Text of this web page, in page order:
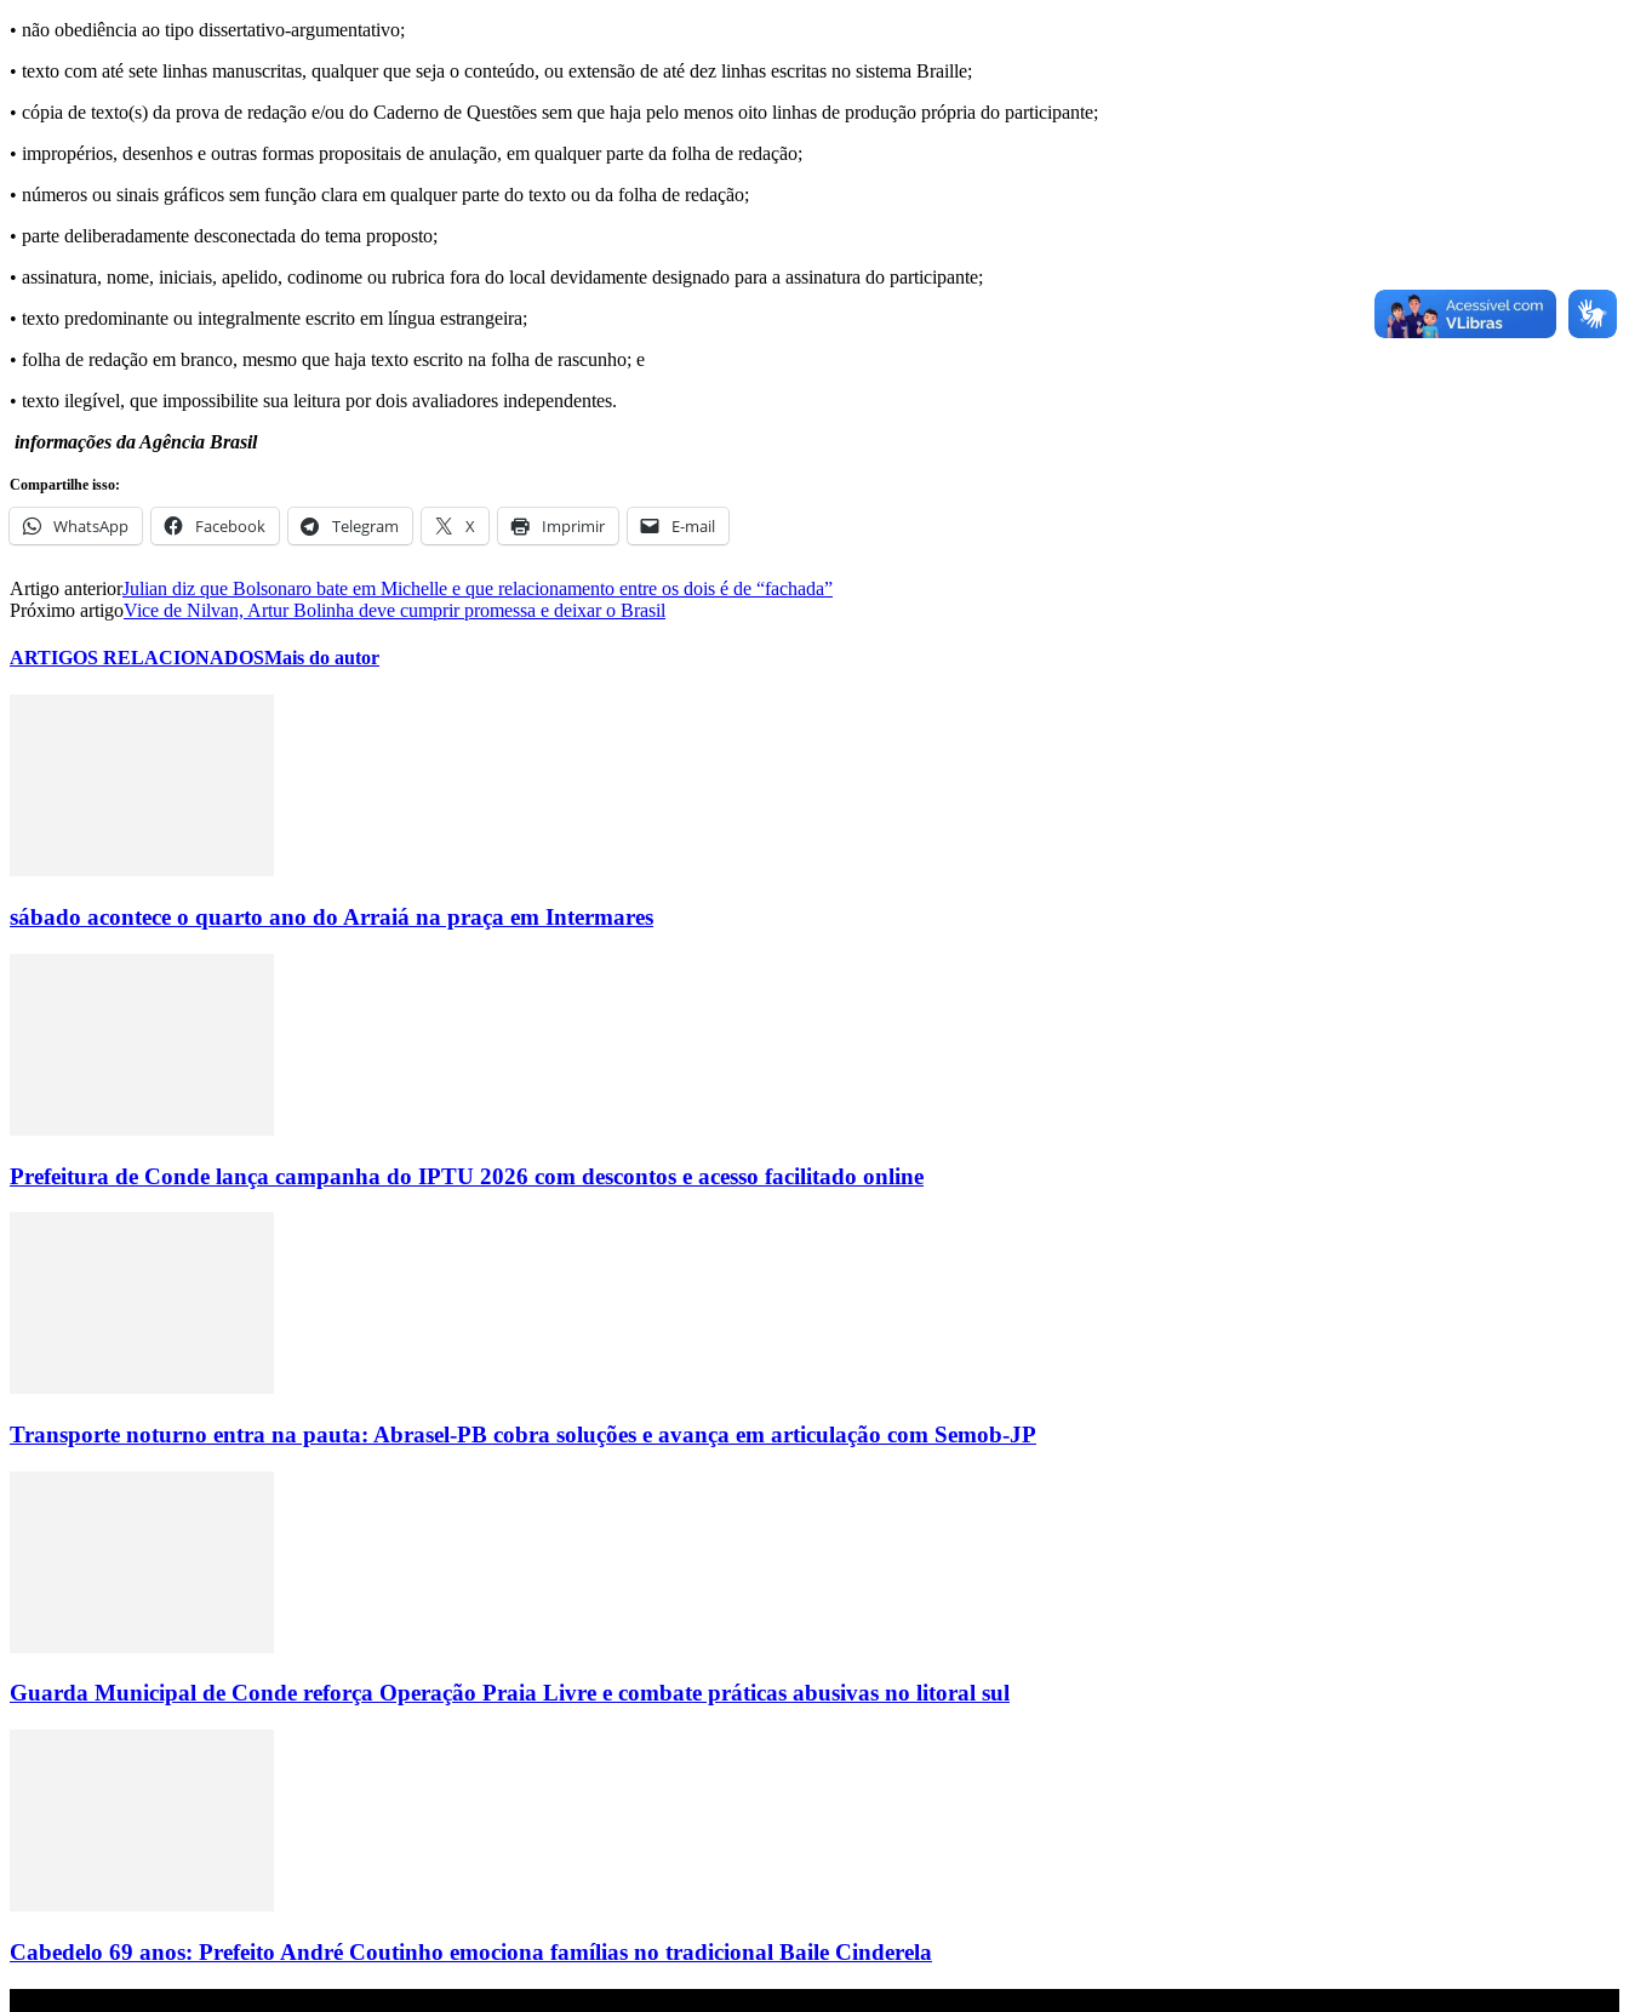
• não obediência ao tipo dissertativo-argumentativo;
• texto com até sete linhas manuscritas, qualquer que seja o conteúdo, ou extensão de até dez linhas escritas no sistema Braille;
• cópia de texto(s) da prova de redação e/ou do Caderno de Questões sem que haja pelo menos oito linhas de produção própria do participante;
• impropérios, desenhos e outras formas propositais de anulação, em qualquer parte da folha de redação;
• números ou sinais gráficos sem função clara em qualquer parte do texto ou da folha de redação;
• parte deliberadamente desconectada do tema proposto;
• assinatura, nome, iniciais, apelido, codinome ou rubrica fora do local devidamente designado para a assinatura do participante;
• texto predominante ou integralmente escrito em língua estrangeira;
• folha de redação em branco, mesmo que haja texto escrito na folha de rascunho; e
• texto ilegível, que impossibilite sua leitura por dois avaliadores independentes.
informações da Agência Brasil
Compartilhe isso:
WhatsApp Facebook Telegram X Imprimir E-mail
Artigo anteriorJulian diz que Bolsonaro bate em Michelle e que relacionamento entre os dois é de “fachada”
Próximo artigoVice de Nilvan, Artur Bolinha deve cumprir promessa e deixar o Brasil
ARTIGOS RELACIONADOSMais do autor
sábado acontece o quarto ano do Arraiá na praça em Intermares
Prefeitura de Conde lança campanha do IPTU 2026 com descontos e acesso facilitado online
Transporte noturno entra na pauta: Abrasel-PB cobra soluções e avança em articulação com Semob-JP
Guarda Municipal de Conde reforça Operação Praia Livre e combate práticas abusivas no litoral sul
Cabedelo 69 anos: Prefeito André Coutinho emociona famílias no tradicional Baile Cinderela